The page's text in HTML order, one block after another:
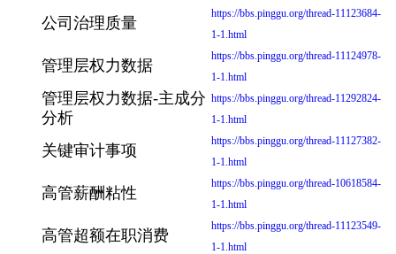
公司治理质量
https://bbs.pinggu.org/thread-11123684-
1-1.html
管理层权力数据
https://bbs.pinggu.org/thread-11124978-
1-1.html
管理层权力数据-主成分
分析
https://bbs.pinggu.org/thread-11292824-
1-1.html
关键审计事项
https://bbs.pinggu.org/thread-11127382-
1-1.html
高管薪酬粘性
https://bbs.pinggu.org/thread-10618584-
1-1.html
高管超额在职消费
https://bbs.pinggu.org/thread-11123549-
1-1.html